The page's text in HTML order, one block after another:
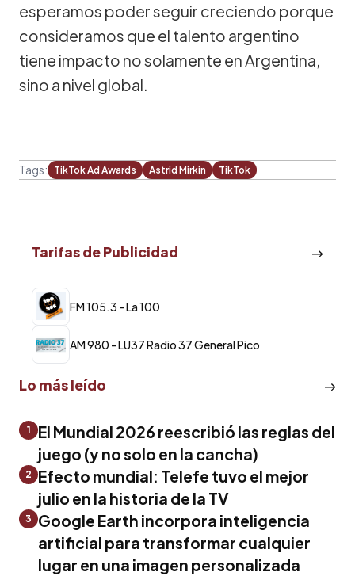
esperamos poder seguir creciendo porque
consideramos que el talento argentino
tiene impacto no solamente en Argentina,
sino a nivel global.
Tags: TikTok Ad Awards Astrid Mirkin TikTok
Tarifas de Publicidad
FM 105.3 - La 100
AM 980 - LU37 Radio 37 General Pico
Lo más leído
1
El Mundial 2026 reescribió las reglas del
juego (y no solo en la cancha)
2
Efecto mundial: Telefe tuvo el mejor
julio en la historia de la TV
3
Google Earth incorpora inteligencia
artificial para transformar cualquier
lugar en una imagen personalizada